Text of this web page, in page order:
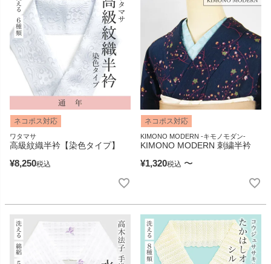
ネコポス対応
ワタマサ
高級紋織半衿【染色タイプ】
¥8,250税込
ネコポス対応
KIMONO MODERN -キモノモダン-
KIMONO MODERN 刺繍半衿
¥1,320税込 〜